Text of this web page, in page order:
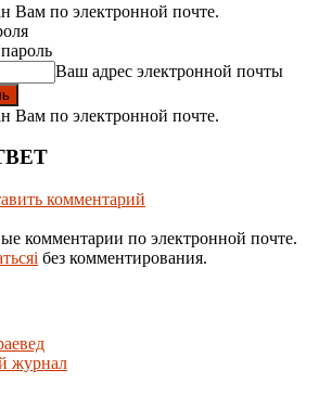
Вам по электронной почте.
Ваш адрес электронной почты
Вам по электронной почте.
комментарий
комментарии по электронной почте.
без комментирования.
журнал